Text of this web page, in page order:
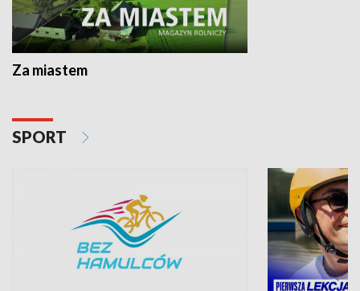
Za miastem
SPORT